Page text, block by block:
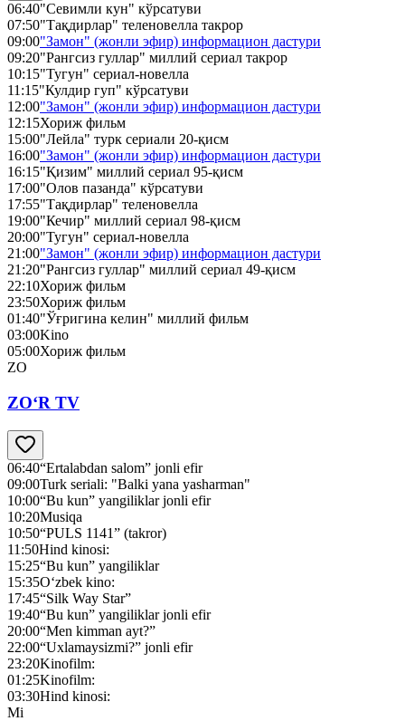
06:40"Севимли кун" кўрсатуви
07:50"Тақдирлар" теленовелла такрор
09:00"Замон" (жонли эфир) информацион дастури
09:20"Рангсиз гуллар" миллий сериал такрор
10:15"Тугун" сериал-новелла
11:15"Кулдир гуп" кўрсатуви
12:00"Замон" (жонли эфир) информацион дастури
12:15Хориж фильм
15:00"Лейла" турк сериали 20-қисм
16:00"Замон" (жонли эфир) информацион дастури
16:15"Қизим" миллий сериал 95-қисм
17:00"Олов пазанда" кўрсатуви
17:55"Тақдирлар" теленовелла
19:00"Кечир" миллий сериал 98-қисм
20:00"Тугун" сериал-новелла
21:00"Замон" (жонли эфир) информацион дастури
21:20"Рангсиз гуллар" миллий сериал 49-қисм
22:10Хориж фильм
23:50Хориж фильм
01:40"Ўғригина келин" миллий фильм
03:00Kino
05:00Хориж фильм
ZO
ZO‘R TV
06:40“Ertalabdan salom” jonli efir
09:00Turk seriali: "Balki yana yasharman"
10:00“Bu kun” yangiliklar jonli efir
10:20Musiqa
10:50“PULS 1141” (takror)
11:50Hind kinosi:
15:25“Bu kun” yangiliklar
15:35O‘zbek kino:
17:45“Silk Way Star”
19:40“Bu kun” yangiliklar jonli efir
20:00“Men kimman ayt?”
22:00“Uxlamaysizmi?” jonli efir
23:20Kinofilm:
01:25Kinofilm:
03:30Hind kinosi:
Mi